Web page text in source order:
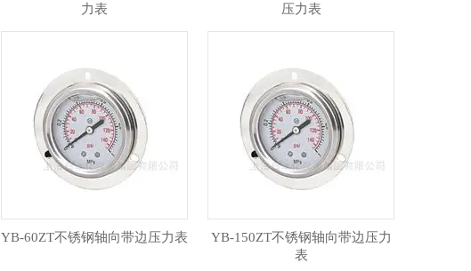
力表
压力表
YB-60ZT不锈钢轴向带边压力表
YB-150ZT不锈钢轴向带边压力
表